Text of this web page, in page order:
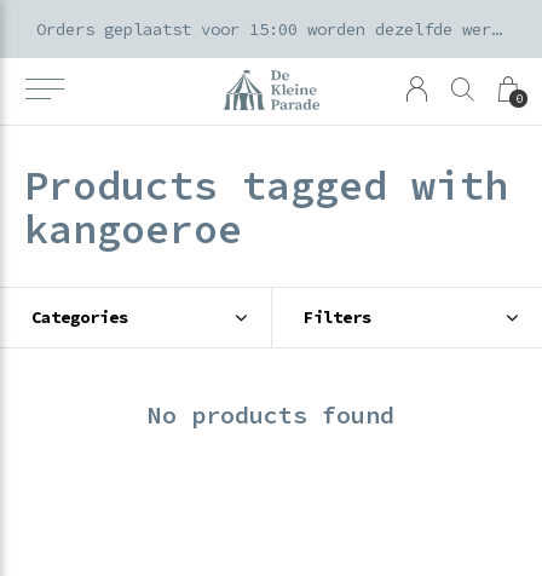
0
Orders geplaatst voor 15:00 worden dezelfde werkdag verzonden
Products tagged with
kangoeroe
Categories Filters
No products found